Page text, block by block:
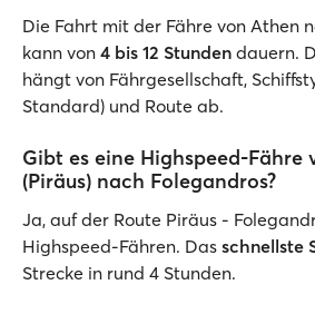
Die Fahrt mit der Fähre von Athen
kann von 4 bis 12 Stunden dauern.
hängt von Fährgesellschaft,
Standard) und Route ab.
Gibt es eine Highspeed-Fähre
(Piräus) nach Folegandros?
Ja, auf der Route Piräus -
Highspeed-Fähren. Das schnellste
Strecke in rund 4 Stunden.